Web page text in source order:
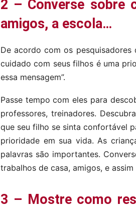
2 – Converse sobre
amigos, a escola…
De acordo com os
cuidado com seus filhos é uma
essa mensagem”.
Passe tempo com eles para
professores, treinadores.
que seu filho se sinta confortável
prioridade em sua vida. As
palavras são importantes.
trabalhos de casa, amigos, e
3 – Mostre como